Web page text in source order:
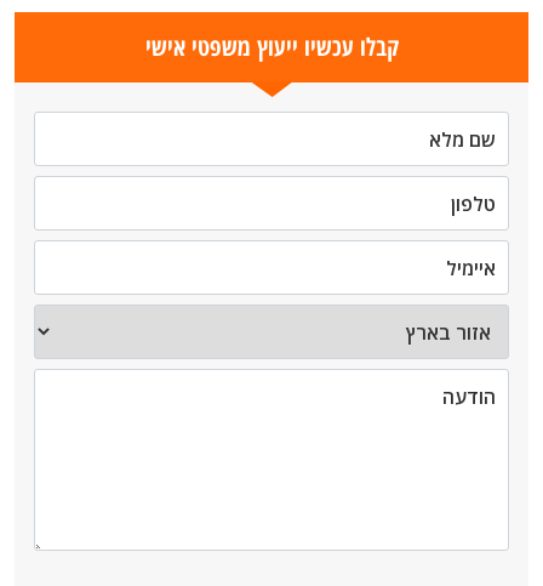
קבלו עכשיו ייעוץ משפטי אישי